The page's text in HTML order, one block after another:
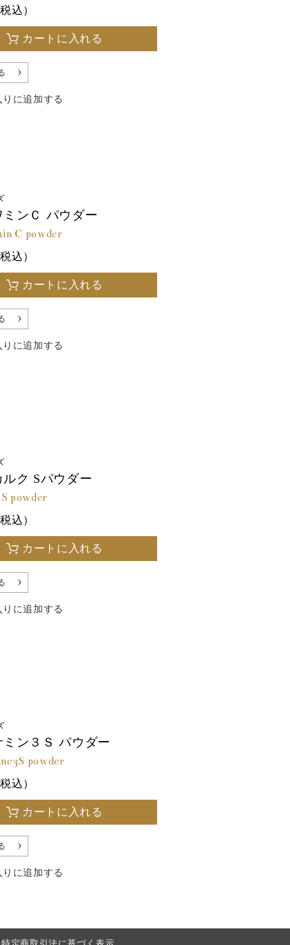
込）
カートに入れる
に追加する
ミンＣ パウダー
C powder
込）
カートに入れる
に追加する
ク Sパウダー
powder
込）
カートに入れる
に追加する
ミン３Ｓ パウダー
powder
込）
カートに入れる
に追加する
特定商取引法に基づく表示